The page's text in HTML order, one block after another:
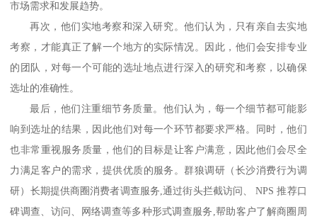
市场需求和发展趋势。
再次，他们实地考察和深入研究。他们认为，只有亲自去实地
考察，才能真正了解一个地方的实际情况。因此，他们会安排专业
的团队，对每一个可能的选址地点进行深入的研究和考察，以确保
选址的准确性。
最后，他们注重细节务质量。他们认为，每一个细节都可能影
响到选址的结果，因此他们对每一个环节都要求严格。同时，他们
也非常重视服务质量，他们的目标是让客户满意，因此他们会尽全
力满足客户的需求，提供优质的服务。群狼调研（长沙消费行为调
研） 长期提供商圈消费者调查服务,通过街头拦截访问、 NPS 推荐口
碑调查、访问、网络调查等多种形式调查服务,帮助客户了解商圈周